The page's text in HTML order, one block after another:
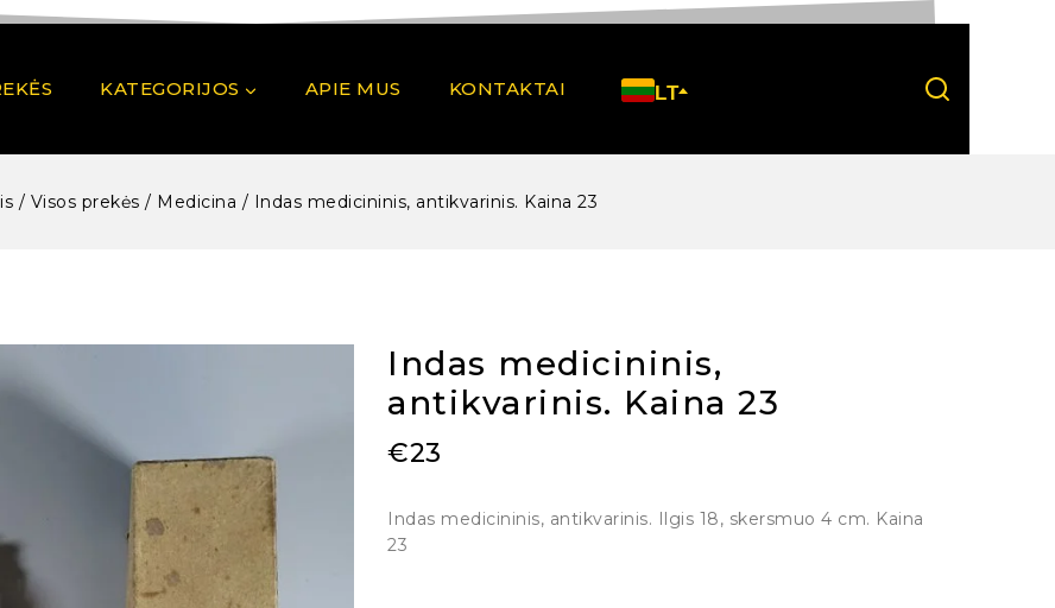
KATEGORIJOS APIE MUS KONTAKTAI LT
/ Visos prekės / Medicina / Indas medicininis, antikvarinis. Kaina 23
Indas medicininis,
antikvarinis. Kaina 23
€23
Indas medicininis, antikvarinis. Ilgis 18, skersmuo 4 cm. Kaina
23